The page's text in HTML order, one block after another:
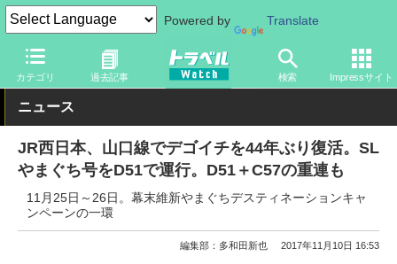
Powered by Translate
カテゴリ 過去記事 検索 Impressサイト
トラベル Watch 地域 国内旅行 中国
ニュース
JR西日本、山口線でデゴイチを44年ぶり復活。SL
やまぐち号をD51で運行。D51＋C57の重連も
11月25日～26日。幕末維新やまぐちデスティネーションキャ
ンペーンの一環
編集部：多和田新也 2017年11月10日 16:53